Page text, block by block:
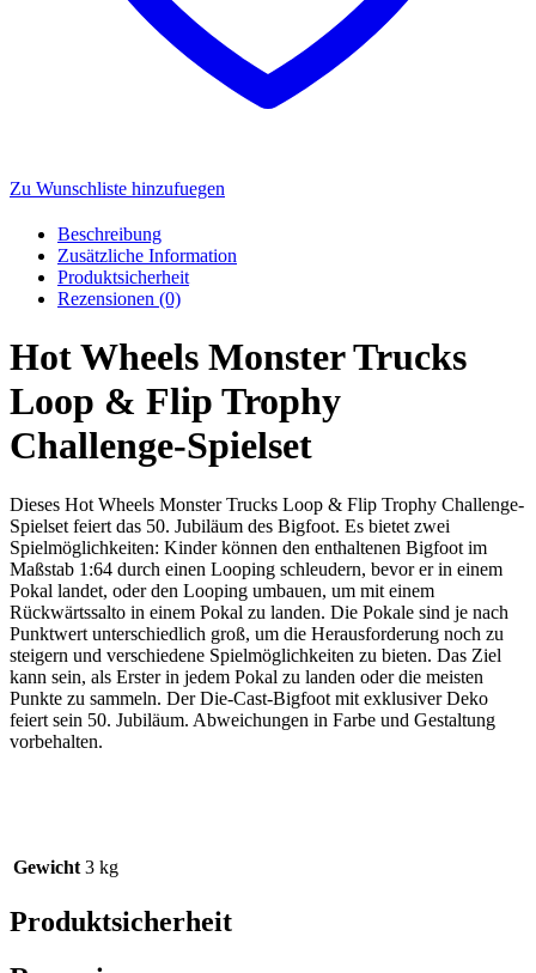
Zu Wunschliste hinzufuegen
Beschreibung
Zusätzliche Information
Produktsicherheit
Rezensionen (0)
Hot Wheels Monster Trucks
Loop & Flip Trophy
Challenge-Spielset
Dieses Hot Wheels Monster Trucks Loop & Flip Trophy Challenge-
Spielset feiert das 50. Jubiläum des Bigfoot. Es bietet zwei
Spielmöglichkeiten: Kinder können den enthaltenen Bigfoot im
Maßstab 1:64 durch einen Looping schleudern, bevor er in einem
Pokal landet, oder den Looping umbauen, um mit einem
Rückwärtssalto in einem Pokal zu landen. Die Pokale sind je nach
Punktwert unterschiedlich groß, um die Herausforderung noch zu
steigern und verschiedene Spielmöglichkeiten zu bieten. Das Ziel
kann sein, als Erster in jedem Pokal zu landen oder die meisten
Punkte zu sammeln. Der Die-Cast-Bigfoot mit exklusiver Deko
feiert sein 50. Jubiläum. Abweichungen in Farbe und Gestaltung
vorbehalten.
Gewicht 3 kg
Produktsicherheit